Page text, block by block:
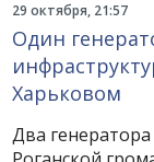
29 октября, 21:57
Один
Харьковом
Два